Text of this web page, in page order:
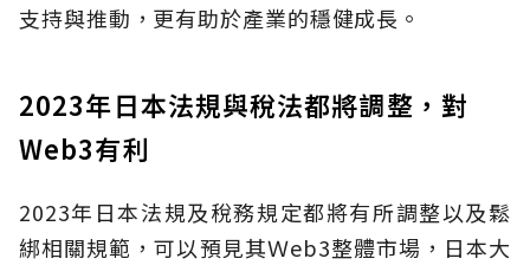
支持與推動，更有助於產業的穩健成長。
2023年日本法規與稅法都將調整，對
Web3有利
2023年日本法規及稅務規定都將有所調整以及鬆
綁相關規範，可以預見其Ｗeb3整體市場，日本大